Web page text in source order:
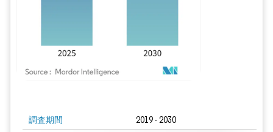
調査期間 2019 - 2030